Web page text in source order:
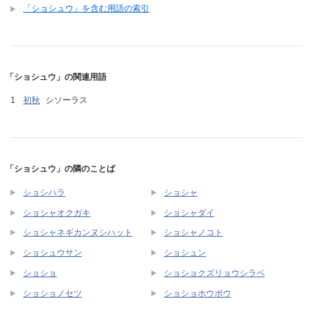
「ショシュウ」を含む用語の索引
「ショシュウ」の関連用語
初秋 シソーラス
「ショシュウ」の隣のことば
ショシハラ ショシャ
ショシャオクガキ ショシャダイ
ショシャネギカンヌシハット ショシャノコト
ショシュウサン ショシュン
ショショ ショショクズリョウシラベ
ショショノセツ ショショホウボウ